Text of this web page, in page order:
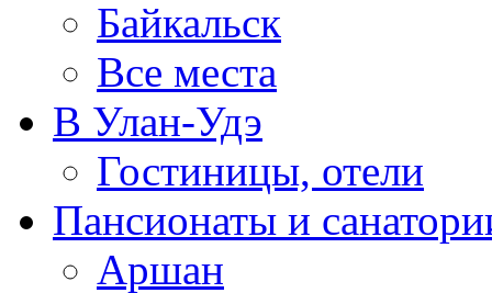
Байкальск
Все места
В Улан-Удэ
Гостиницы, отели
Пансионаты и
Аршан